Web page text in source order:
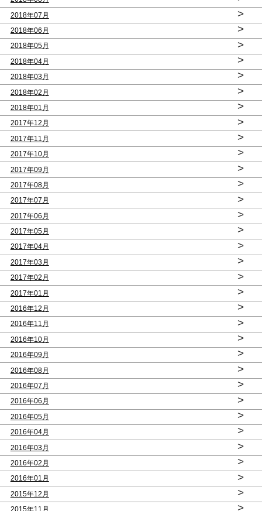
2018年07月 >
2018年06月 >
2018年05月 >
2018年04月 >
2018年03月 >
2018年02月 >
2018年01月 >
2017年12月 >
2017年11月 >
2017年10月 >
2017年09月 >
2017年08月 >
2017年07月 >
2017年06月 >
2017年05月 >
2017年04月 >
2017年03月 >
2017年02月 >
2017年01月 >
2016年12月 >
2016年11月 >
2016年10月 >
2016年09月 >
2016年08月 >
2016年07月 >
2016年06月 >
2016年05月 >
2016年04月 >
2016年03月 >
2016年02月 >
2016年01月 >
2015年12月 >
2015年11月 >